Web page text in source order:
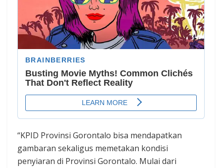
“KPID Provinsi Gorontalo bisa mendapatkan
gambaran sekaligus memetakan kondisi
penyiaran di Provinsi Gorontalo. Mulai dari